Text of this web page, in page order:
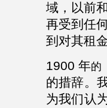
域，以前
再受到任
到对其租
1900 年的
的措辞。
为我们认